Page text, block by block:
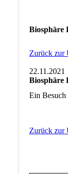
Biosphäre
Zurück zur
22.11.2021
Biosphäre
Ein Besuch
Zurück zur